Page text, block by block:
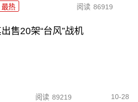
最热 阅读 86919
售20架“台风”战机
阅读 89219 10-28